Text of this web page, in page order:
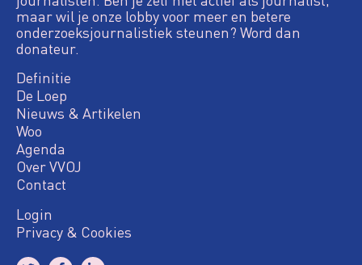
maar wil je onze lobby voor meer en betere
onderzoeksjournalistiek steunen? Word dan
donateur.
Definitie
De Loep
Nieuws & Artikelen
Woo
Agenda
Over VVOJ
Contact
Login
Privacy & Cookies